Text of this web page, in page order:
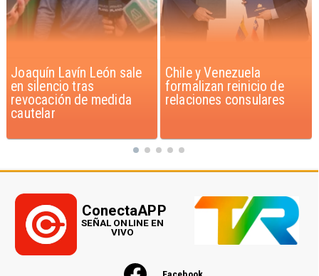
Chile y Venezuela
formalizan reinicio de
relaciones consulares
Feriantes rechazan
dichos de Camila Flores
sobre Fabiola Campillai
ConectaAPP
SEÑAL ONLINE EN
VIVO